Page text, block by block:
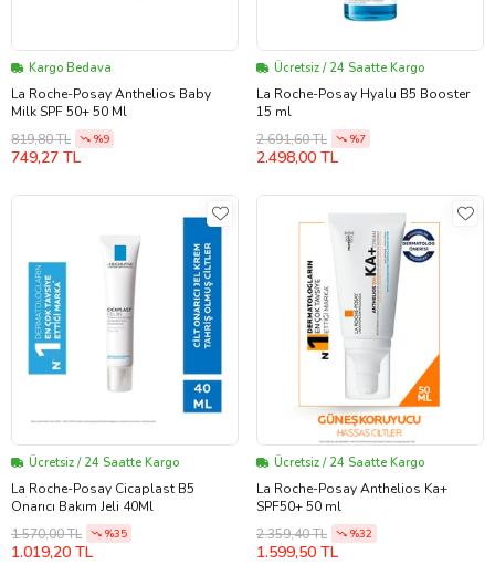
Kargo Bedava
La Roche-Posay Anthelios Baby
Milk SPF 50+ 50 Ml
819,80 TL
%9
749,27 TL
Ücretsiz / 24 Saatte Kargo
La Roche-Posay Hyalu B5 Booster
15 ml
2.691,60 TL
%7
2.498,00 TL
Ücretsiz / 24 Saatte Kargo
La Roche-Posay Cicaplast B5
Onarıcı Bakım Jeli 40Ml
1.570,00 TL
%35
1.019,20 TL
Ücretsiz / 24 Saatte Kargo
La Roche-Posay Anthelios Ka+
SPF50+ 50 ml
2.359,40 TL
%32
1.599,50 TL